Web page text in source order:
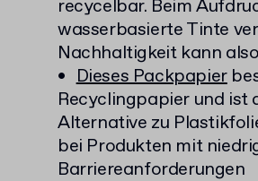
recycelbar. Beim
wasserbasierte Tinte
Nachhaltigkeit kann
Dieses Packpapier
Recyclingpapier und ist
Alternative zu
bei Produkten mit
Barriereanforderungen